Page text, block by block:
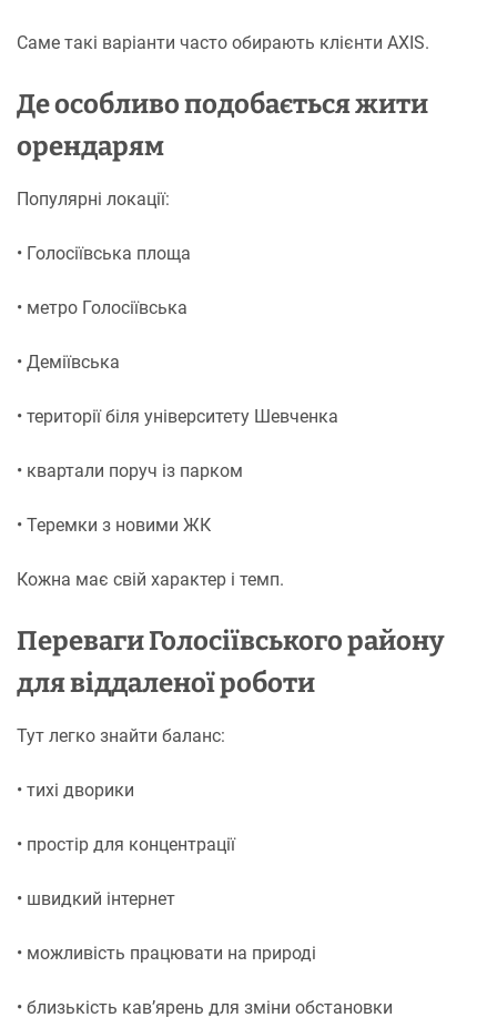
Саме такі варіанти часто обирають клієнти AXIS.
Де особливо подобається жити
орендарям
Популярні локації:
• Голосіївська площа
• метро Голосіївська
• Деміївська
• території біля університету Шевченка
• квартали поруч із парком
• Теремки з новими ЖК
Кожна має свій характер і темп.
Переваги Голосіївського району
для віддаленої роботи
Тут легко знайти баланс:
• тихі дворики
• простір для концентрації
• швидкий інтернет
• можливість працювати на природі
• близькість кав’ярень для зміни обстановки